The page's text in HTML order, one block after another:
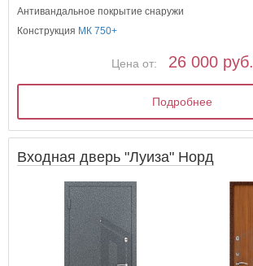
Антивандальное покрытие снаружи
Конструкция МК 750+
Цена от: 26 000 руб.
Подробнее
Входная дверь "Луиза" Норд